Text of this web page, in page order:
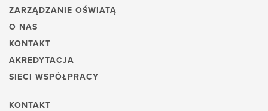
ZARZĄDZANIE OŚWIATĄ
O NAS
KONTAKT
AKREDYTACJA
SIECI WSPÓŁPRACY
KONTAKT